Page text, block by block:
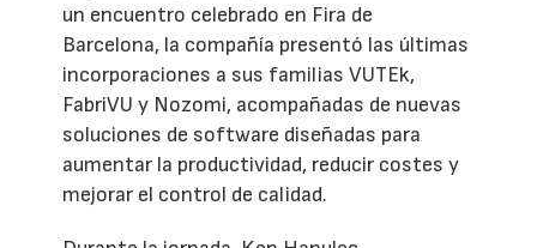
un encuentro celebrado en Fira de
Barcelona, la compañía presentó las últimas
incorporaciones a sus familias VUTEk,
FabriVU y Nozomi, acompañadas de nuevas
soluciones de software diseñadas para
aumentar la productividad, reducir costes y
mejorar el control de calidad.